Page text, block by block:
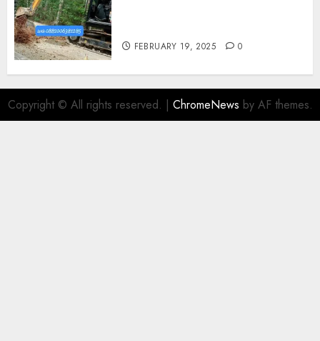
FEBRUARY 19, 2025 0
Copyright © All rights reserved. | ChromeNews by AF themes.